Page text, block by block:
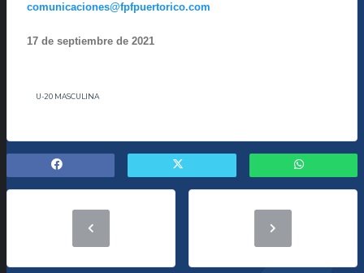
comunicaciones@fpfpuertorico.com
17 de septiembre de 2021
U-20 MASCULINA